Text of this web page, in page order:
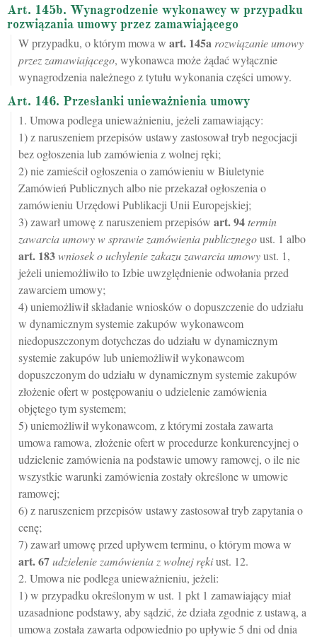
Art. 145b. Wynagrodzenie wykonawcy w przypadku
rozwiązania umowy przez zamawiającego
W przypadku, o którym mowa w art. 145a rozwiązanie umowy
przez zamawiającego, wykonawca może żądać wyłącznie
wynagrodzenia należnego z tytułu wykonania części umowy.
Art. 146. Przesłanki unieważnienia umowy
1. Umowa podlega unieważnieniu, jeżeli zamawiający:
1) z naruszeniem przepisów ustawy zastosował tryb negocjacji
bez ogłoszenia lub zamówienia z wolnej ręki;
2) nie zamieścił ogłoszenia o zamówieniu w Biuletynie
Zamówień Publicznych albo nie przekazał ogłoszenia o
zamówieniu Urzędowi Publikacji Unii Europejskiej;
3) zawarł umowę z naruszeniem przepisów art.94termin
zawarcia umowy w sprawie zamówienia publicznegoust. 1 albo
art. 183wniosek o uchylenie zakazu zawarcia umowyust. 1,
jeżeli uniemożliwiło to Izbie uwzględnienie odwołania przed
zawarciem umowy;
4) uniemożliwił składanie wniosków o dopuszczenie do udziału
w dynamicznym systemie zakupów wykonawcom
niedopuszczonym dotychczas do udziału w dynamicznym
systemie zakupów lub uniemożliwił wykonawcom
dopuszczonym do udziału w dynamicznym systemie zakupów
złożenie ofert w postępowaniu o udzielenie zamówienia
objętego tym systemem;
5) uniemożliwił wykonawcom, z którymi została zawarta
umowa ramowa, złożenie ofert w procedurze konkurencyjnej o
udzielenie zamówienia na podstawie umowy ramowej, o ile nie
wszystkie warunki zamówienia zostały określone w umowie
ramowej;
6) z naruszeniem przepisów ustawy zastosował tryb zapytania o
cenę;
7) zawarł umowę przed upływem terminu, o którym mowa w
art.67udzielenie zamówienia z wolnej rękiust. 12.
2. Umowa nie podlega unieważnieniu, jeżeli:
1) w przypadku określonym w ust. 1 pkt 1 zamawiający miał
uzasadnione podstawy, aby sądzić, że działa zgodnie z ustawą, a
umowa została zawarta odpowiednio po upływie 5 dni od dnia